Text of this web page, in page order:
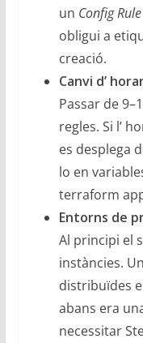
un Config Rule
obligui a
creació.
Canvi d’
Passar de
regles. Si l’
es desplega
lo en
terraform
Entorns de
Al principi el
instàncies.
distribuïdes
abans era
necessitar